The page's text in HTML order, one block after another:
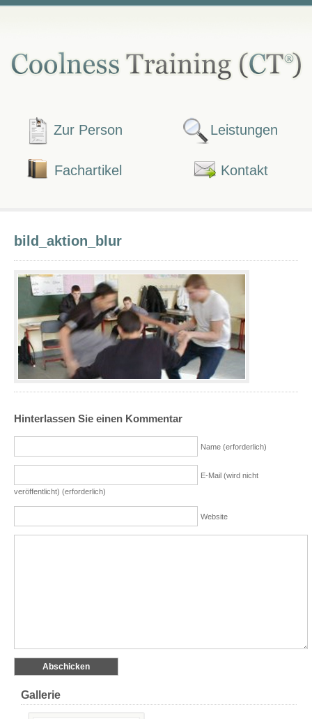
Zur Person Leistungen
Fachartikel Kontakt
bild_aktion_blur
Hinterlassen Sie einen Kommentar
Name (erforderlich)
E-Mail (wird nicht
veröffentlicht) (erforderlich)
Website
Gallerie